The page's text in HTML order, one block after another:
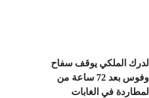
الدرك الملكي يوقف سفاح
أوفوس بعد 72 ساعة من
المطاردة في الغابات